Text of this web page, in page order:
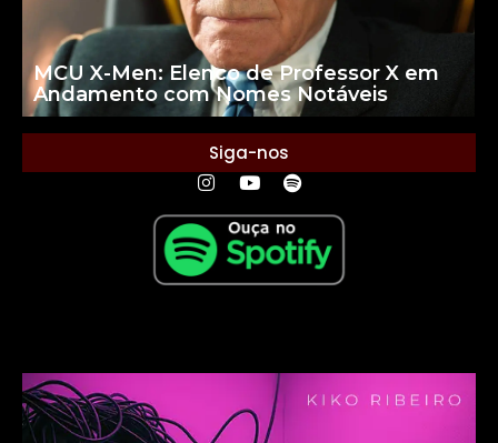
MCU X-Men: Elenco de Professor X em
Andamento com Nomes Notáveis
Siga-nos